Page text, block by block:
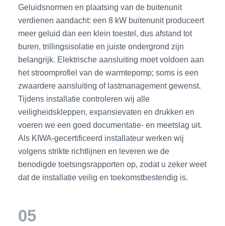
Geluidsnormen en plaatsing van de buitenunit
verdienen aandacht: een 8 kW buitenunit produceert
meer geluid dan een klein toestel, dus afstand tot
buren, trillingsisolatie en juiste ondergrond zijn
belangrijk. Elektrische aansluiting moet voldoen aan
het stroomprofiel van de warmtepomp; soms is een
zwaardere aansluiting of lastmanagement gewenst.
Tijdens installatie controleren wij alle
veiligheidskleppen, expansievaten en drukken en
voeren we een goed documentatie- en meetslag uit.
Als KIWA-gecertificeerd installateur werken wij
volgens strikte richtlijnen en leveren we de
benodigde toetsingsrapporten op, zodat u zeker weet
dat de installatie veilig en toekomstbestendig is.
05